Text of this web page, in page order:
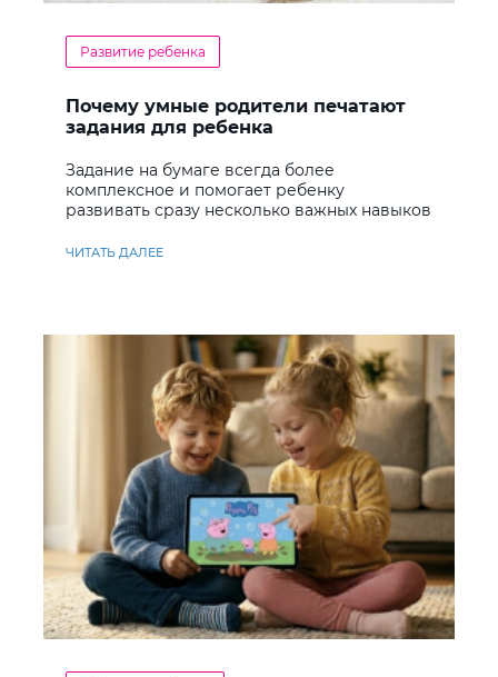
Развитие ребенка
Почему умные родители печатают
задания для ребенка
Задание на бумаге всегда более
комплексное и помогает ребенку
развивать сразу несколько важных навыков
ЧИТАТЬ ДАЛЕЕ